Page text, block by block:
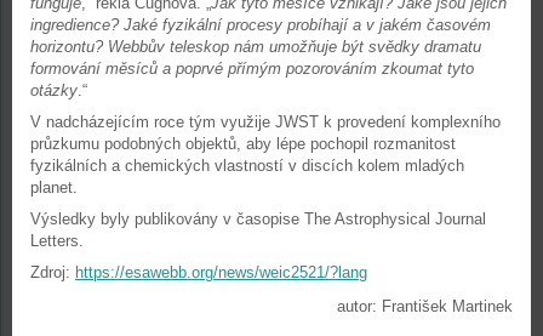
ingredience? Jaké fyzikální procesy probíhají a v jakém časovém
horizontu? Webbův teleskop nám umožňuje být svědky dramatu
formování měsíců a poprvé přímým pozorováním zkoumat tyto
otázky .“
V nadcházejícím roce tým využije JWST k provedení komplexního
průzkumu podobných objektů, aby lépe pochopil rozmanitost
fyzikálních a chemických vlastností v discích kolem mladých
planet.
Výsledky byly publikovány v časopise The Astrophysical Journal
Letters.
Zdroj: https://esawebb.org/news/weic2521/?lang
autor: František Martinek